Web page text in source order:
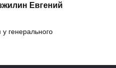
Евгений
генерального